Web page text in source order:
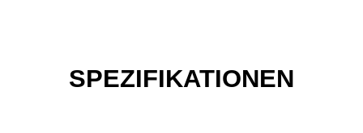
SPEZIFIKATIONEN